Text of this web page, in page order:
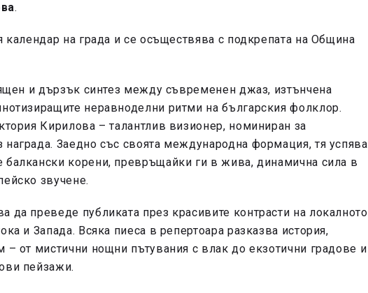
.
календар на града и се осъществява с подкрепата на Община
и дързък синтез между съвременен джаз, изтънчена
неравноделни ритми на българския фолклор.
Кирилова – талантлив визионер, номиниран за
Заедно със своята международна формация, тя успява
балкански корени, превръщайки ги в жива, динамична сила в
звучене.
да преведе публиката през красивите контрасти на локалното
и Запада. Всяка пиеса в репертоара разказва история,
– от мистични нощни пътувания с влак до екзотични градове и
пейзажи.